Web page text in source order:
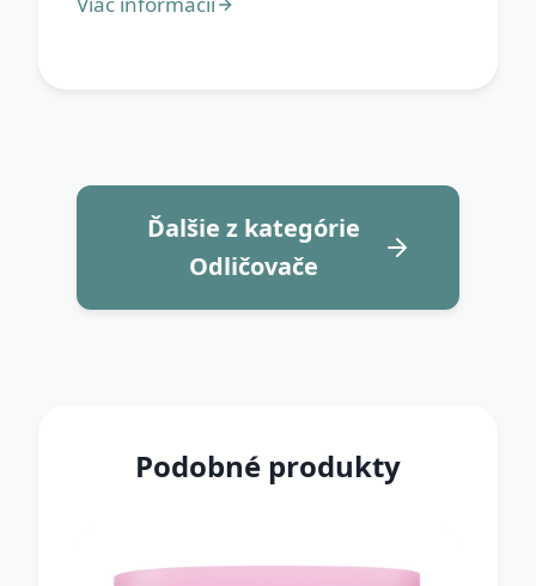
Ďalšie z kategórie
Odličovače
Podobné produkty